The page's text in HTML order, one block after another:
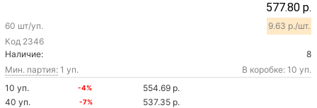
577.80 р.
Код 2346
60 шт/уп. 9.63 р./шт.
Наличие:
8
Мин. партия: 1 уп.
В коробке: 10 уп.
10 уп.
-4%
554.69 р.
40 уп.
-7%
537.35 р.